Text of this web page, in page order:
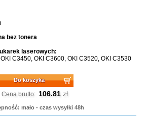
bez tonera
laserowych:
C3450, OKI C3600, OKI C3520, OKI C3530
Do koszyka
Cena brutto: 106.81 zł
mało - czas wysyłki 48h